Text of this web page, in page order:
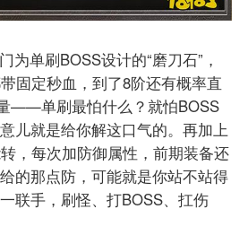
为单刷BOSS设计的“磨刀石”，
固定秒血，到了8阶还有概率直
——单刷最怕什么？就怕BOSS
儿就是给你解这口气的。再加上
，每次加防御属性，前期装备还
的那点防，可能就是你站不站得
联手，刷怪、打BOSS、扛伤